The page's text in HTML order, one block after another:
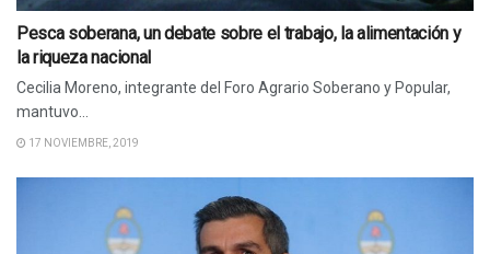
Pesca soberana, un debate sobre el trabajo, la alimentación y
la riqueza nacional
Cecilia Moreno, integrante del Foro Agrario Soberano y Popular,
mantuvo...
17 NOVIEMBRE, 2019